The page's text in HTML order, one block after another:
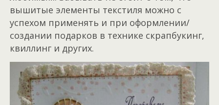
вышитые элементы текстиля можно с
успехом применять и при оформлении/
создании подарков в технике скрапбукинг,
квиллинг и других.